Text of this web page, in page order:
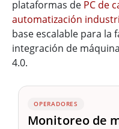
plataformas de PC de
automatización
base escalable para la
integración de
4.0.
OPERADORES
Monitoreo de